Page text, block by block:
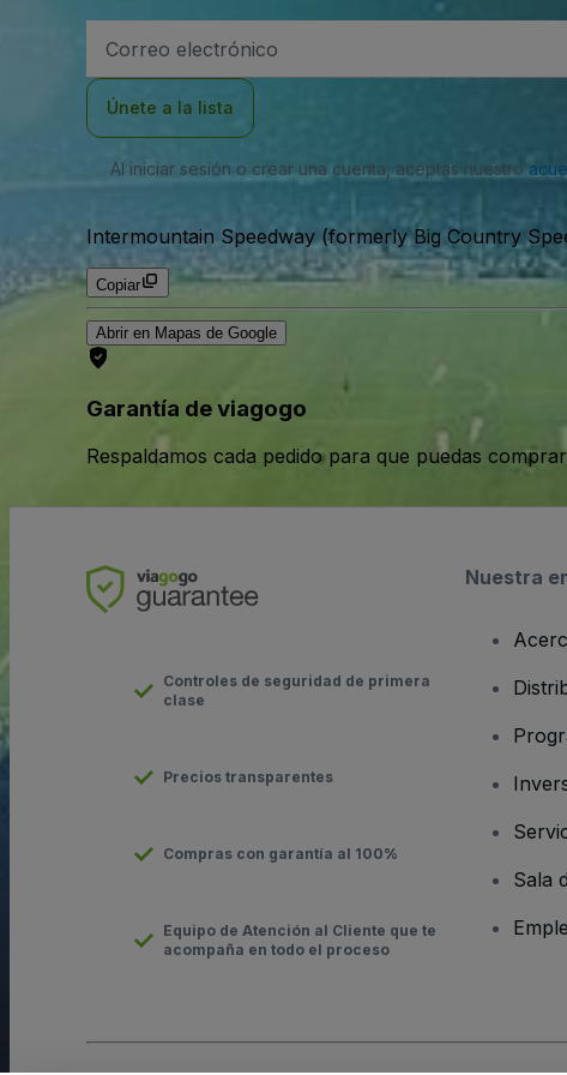
de
Únete a la lista
Al iniciar sesión o crear una cuenta, aceptas nuestro
Intermountain Speedway (formerly Big Country
Copiar
Abrir en Mapas de Google
Garantía de viagogo
Respaldamos cada pedido para que puedas
Controles de seguridad de primera
clase
Precios transparentes
Compras con garantía al 100%
Equipo de Atención al Cliente que te
acompaña en todo el proceso
Nuestra
Sala